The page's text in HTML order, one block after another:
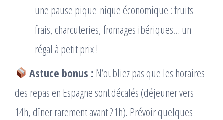
une pause pique-nique économique : fruits
frais, charcuteries, fromages ibériques… un
régal à petit prix !
Astuce bonus : N’oubliez pas que les horaires
des repas en Espagne sont décalés (déjeuner vers
14h, dîner rarement avant 21h). Prévoir quelques